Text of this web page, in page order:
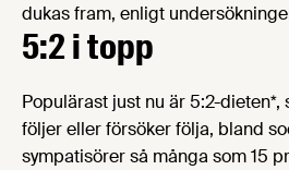
dukas fram, enligt
5:2 i topp
Populärast just nu är 5:2-dieten*,
följer eller försöker följa, bland
sympatisörer så många som 15